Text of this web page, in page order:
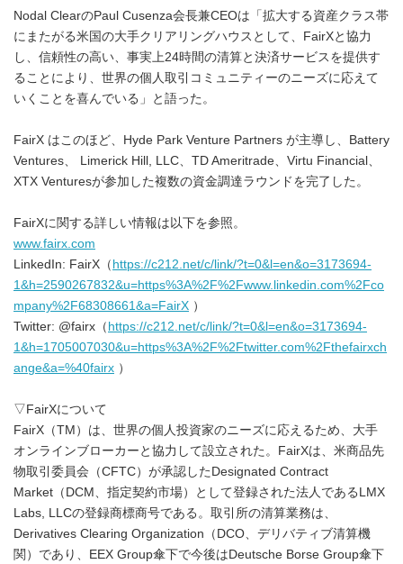
Nodal ClearのPaul Cusenza会長兼CEOは「拡大する資産クラス帯
にまたがる米国の大手クリアリングハウスとして、FairXと協力
し、信頼性の高い、事実上24時間の清算と決済サービスを提供す
ることにより、世界の個人取引コミュニティーのニーズに応えて
いくことを喜んでいる」と語った。
FairX はこのほど、Hyde Park Venture Partners が主導し、Battery
Ventures、 Limerick Hill, LLC、TD Ameritrade、Virtu Financial、
XTX Venturesが参加した複数の資金調達ラウンドを完了した。
FairXに関する詳しい情報は以下を参照。
www.fairx.com
LinkedIn: FairX（ https://c212.net/c/link/?t=0&l=en&o=3173694-
1&h=2590267832&u=https%3A%2F%2Fwww.linkedin.com%2Fco
mpany%2F68308661&a=FairX ）
Twitter: @fairx（ https://c212.net/c/link/?t=0&l=en&o=3173694-
1&h=1705007030&u=https%3A%2F%2Ftwitter.com%2Fthefairxch
ange&a=%40fairx ）
▽FairXについて
FairX（TM）は、世界の個人投資家のニーズに応えるため、大手
オンラインブローカーと協力して設立された。FairXは、米商品先
物取引委員会（CFTC）が承認したDesignated Contract
Market（DCM、指定契約市場）として登録された法人であるLMX
Labs, LLCの登録商標商号である。取引所の清算業務は、
Derivatives Clearing Organization（DCO、デリバティブ清算機
関）であり、EEX Group傘下で今後はDeutsche Borse Group傘下